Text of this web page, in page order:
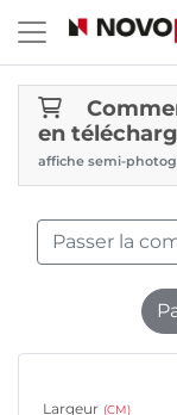
en
affiche semi-
Passer la
Largeur (CM)